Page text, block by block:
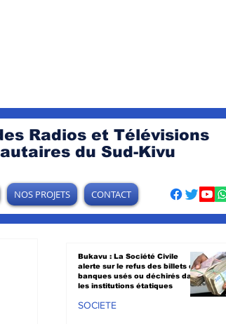
Radios et Télévisions
du Sud-Kivu
NOS PROJETS CONTACT
Bukavu : La Société Civile
alerte sur le refus des billets de
banques usés ou déchirés dans
les institutions étatiques
SOCIETE